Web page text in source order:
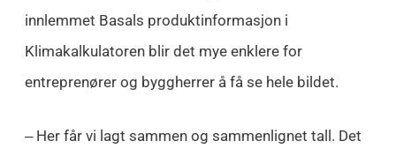
innlemmet Basals produktinformasjon i
Klimakalkulatoren blir det mye enklere for
entreprenører og byggherrer å få se hele bildet.
‒ Her får vi lagt sammen og sammenlignet tall. Det